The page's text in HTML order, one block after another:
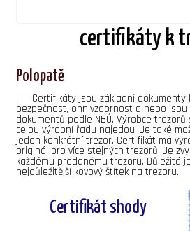
certifikáty k
Polopatě
Certifikáty jsou základní dokumenty
bezpečnost, ohnivzdornost a nebo
dokumentů podle NBÚ. Výrobce
celou výrobní řadu najedou. Je také
jeden konkrétní trezor. Certifikát má
originál pro více stejných trezorů. Je
každému prodanému trezoru. Důležitá
nejdůležitější kovový štítek na trezoru.
Certifikát shody